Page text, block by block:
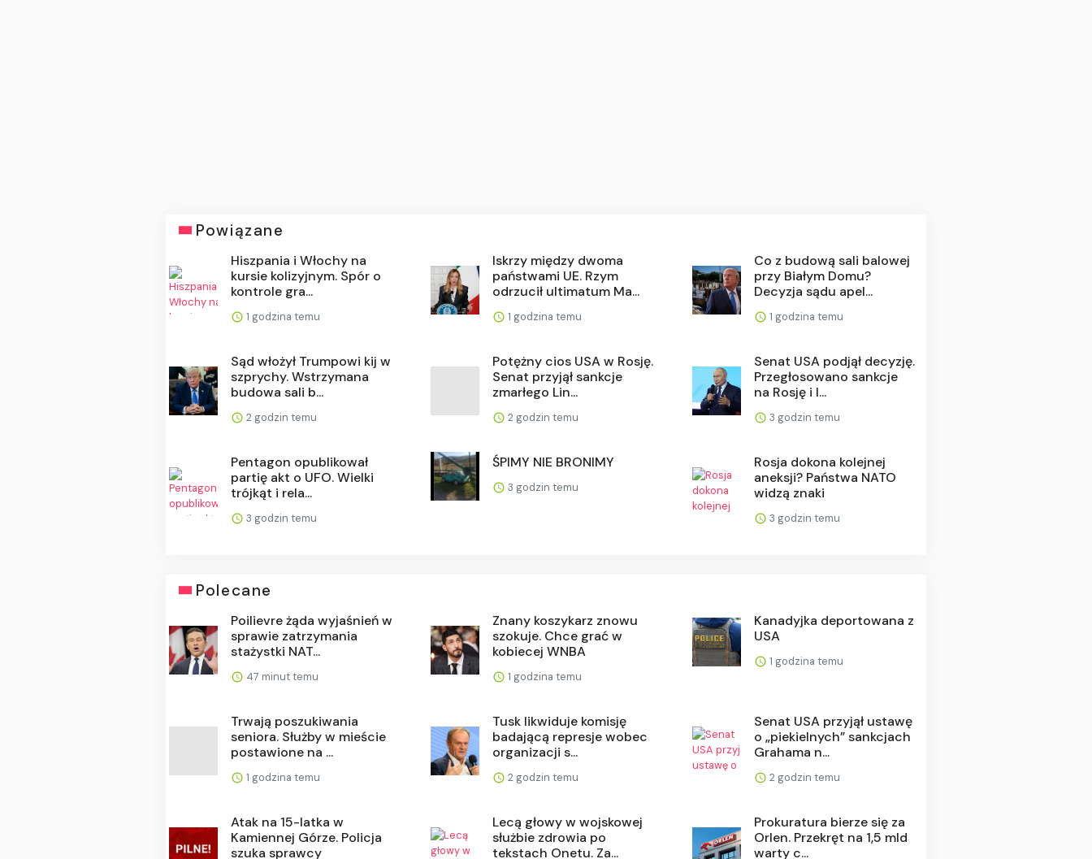
Powiązane
Hiszpania i Włochy na
kursie kolizyjnym. Spór o
kontrole gra...
1 godzina temu
Iskrzy między dwoma
państwami UE. Rzym
odrzucił ultimatum Ma...
1 godzina temu
Co z budową sali balowej
przy Białym Domu?
Decyzja sądu apel...
1 godzina temu
Sąd włożył Trumpowi kij w
szprychy. Wstrzymana
budowa sali b...
2 godzin temu
Potężny cios USA w Rosję.
Senat przyjął sankcje
zmarłego Lin...
2 godzin temu
Senat USA podjął decyzję.
Przegłosowano sankcje
na Rosję i I...
3 godzin temu
Pentagon opublikował
partię akt o UFO. Wielki
trójkąt i rela...
3 godzin temu
ŚPIMY NIE BRONIMY
3 godzin temu
Rosja dokona kolejnej
aneksji? Państwa NATO
widzą znaki
3 godzin temu
Polecane
Poilievre żąda wyjaśnień w
sprawie zatrzymania
stażystki NAT...
47 minut temu
Znany koszykarz znowu
szokuje. Chce grać w
kobiecej WNBA
1 godzina temu
Kanadyjka deportowana z
USA
1 godzina temu
Trwają poszukiwania
seniora. Służby w mieście
postawione na ...
1 godzina temu
Tusk likwiduje komisję
badającą represje wobec
organizacji s...
2 godzin temu
Senat USA przyjął ustawę
o „piekielnych” sankcjach
Grahama n...
2 godzin temu
Atak na 15-latka w
Kamiennej Górze. Policja
szuka sprawcy
Lecą głowy w wojskowej
służbie zdrowia po
tekstach Onetu. Za...
Prokuratura bierze się za
Orlen. Przekręt na 1,5 mld
warty c...